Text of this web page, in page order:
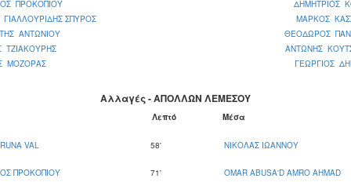
ΠΡΟΚΟΠΙΟΥ
ΓΙΑΛΛΟΥΡΙΔΗΣ ΣΠΥΡΟΣ
ΑΝΤΩΝΙΟΥ
ΤΖΙΑΚΟΥΡΗΣ
ΜΟΖΟΡΑΣ
ΔΗΜΗΤΡΙΟΣ
ΜΑΡΚΟΣ
ΘΕΟΔΩΡΟΣ
ΑΝΤΩΝΗΣ
ΓΕΩΡΓΙΟΣ
Αλλαγές - ΑΠΟΛΛΩΝ ΛΕΜΕΣΟΥ
Λεπτό Μέσα
VAL 58' ΝΙΚΟΛΑΣ ΙΩΑΝΝΟΥ
ΠΡΟΚΟΠΙΟΥ 71'
OMAR ABUSA'D AMRO AHMAD